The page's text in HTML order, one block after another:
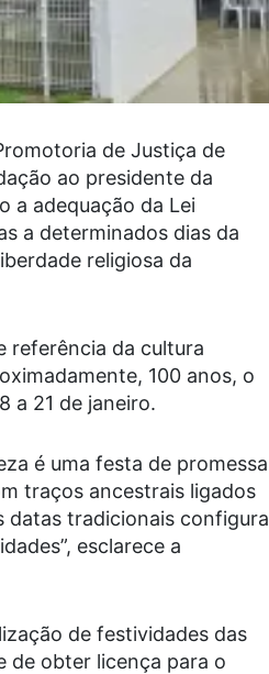
de Justiça de
ao presidente da
a adequação da Lei
a determinados dias da
religiosa da
referência da cultura
100 anos, o
a 21 de janeiro.
é uma festa de promessa
traços ancestrais ligados
datas tradicionais configura
esclarece a
de festividades das
de obter licença para o